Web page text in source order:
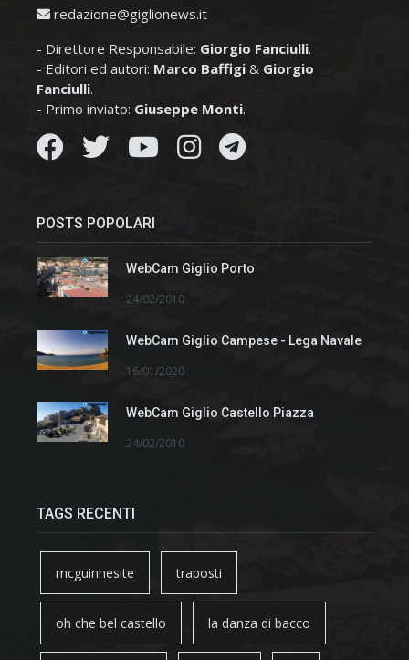
redazione@giglionews.it
- Direttore Responsabile: Giorgio Fanciulli.
- Editori ed autori: Marco Baffigi & Giorgio
Fanciulli.
- Primo inviato: Giuseppe Monti.
POSTS POPOLARI
WebCam Giglio Porto
24/02/2010
WebCam Giglio Campese - Lega Navale
16/01/2020
WebCam Giglio Castello Piazza
24/02/2010
TAGS RECENTI
mcguinnesite traposti
oh che bel castello la danza di bacco